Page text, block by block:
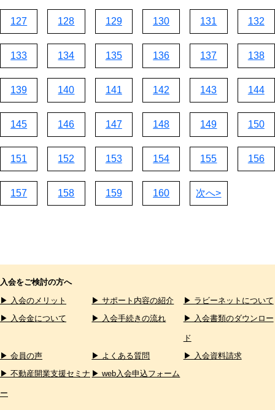
127 128 129 130 131 132
133 134 135 136 137 138
139 140 141 142 143 144
145 146 147 148 149 150
151 152 153 154 155 156
157 158 159 160 次へ>
入会をご検討の方へ
▶ 入会のメリット
▶ サポート内容の紹介
▶ ラビーネットについて
▶ 入会金について
▶ 入会手続きの流れ ▶ 入会書類のダウンロー
ド
▶ 会員の声
▶ よくある質問
▶ 入会資料請求
▶ 不動産開業支援セミナ
ー
▶ web入会申込フォーム